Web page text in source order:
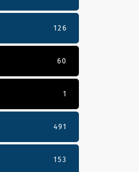
126
60
1
491
153